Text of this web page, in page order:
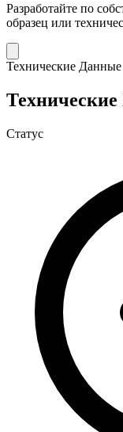
Разработайте по
образец или
Технические Данные
Статус